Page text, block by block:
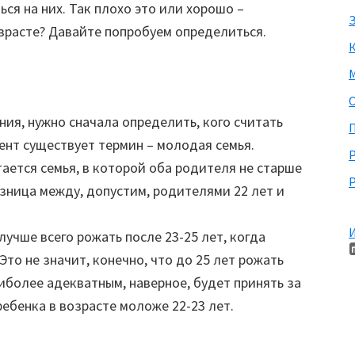
на них. Так плохо это или хорошо –
Давайте попробуем определиться.
нужно сначала определить, кого считать
существует термин – молодая семья.
семья, в которой оба родителя не старше
между, допустим, родителями 22 лет и
всего рожать после 23-25 лет, когда
не значит, конечно, что до 25 лет рожать
адекватным, наверное, будет принять за
в возрасте моложе 22-23 лет.